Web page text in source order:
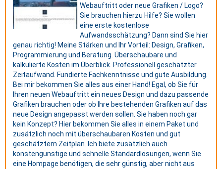
Webauftritt oder neue Grafiken / Logo?
Sie brauchen hierzu Hilfe? Sie wollen
eine erste kostenlose
Aufwandsschätzung? Dann sind Sie hier
genau richtig! Meine Stärken und Ihr Vorteil: Design, Grafiken,
Programmierung und Beratung. Überschaubare und
kalkulierte Kosten im Überblick. Professionell geschätzter
Zeitaufwand. Fundierte Fachkenntnisse und gute Ausbildung.
Bei mir bekommen Sie alles aus einer Hand! Egal, ob Sie für
Ihren neuen Webauftritt ein neues Design und dazu passende
Grafiken brauchen oder ob Ihre bestehenden Grafiken auf das
neue Design angepasst werden sollen. Sie haben noch gar
kein Konzept? Hier bekommen Sie alles in einem Paket und
zusätzlich noch mit überschaubaren Kosten und gut
geschätztem Zeitplan. Ich biete zusätzlich auch
konstengünstige und schnelle Standardlösungen, wenn Sie
eine Hompage benötigen, die sehr günstig, aber nicht aus